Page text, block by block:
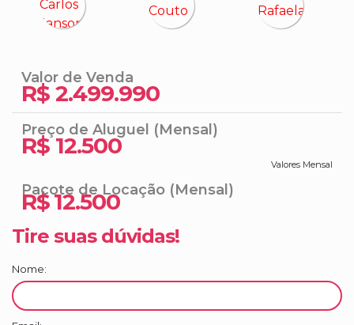
Ambientes climatizados para seu conforto em
Churrasqueira a carvão para momentos
inesquecíveis com amigos e família
02 vagas de garagem privativas
O Empreendimento Oferece:
Academia moderna e bem equipada
Piscina rooftop com vista espetacular
Espaço kids para a diversão das crianças
Portaria remota garantindo segurança
R$ 2.499.990
Valor de Venda
R$12.500
Preço de Aluguel (Mensal)
Valores Mensal
R$12.500
Pacote de Locação (Mensal)
Tire suas dúvidas!
Nome: